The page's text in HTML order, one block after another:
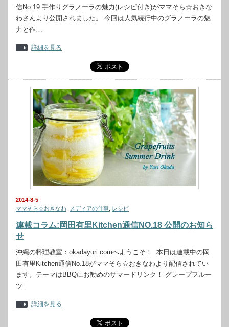
信No.19:手作りグラノーラの魅力(レシピ付き)がママそら☆おきな
わさんより公開されました。 今回は人気続行中のグラノーラの魅
力と作…
詳細を見る
2014-8-5
ママそら☆おきなわ
メディアの仕事 レシピ
連載コラム:岡田有里Kitchen通信NO.18 公開のお知ら
せ
沖縄の料理教室：okadayuri.comへようこそ！ 本日は連載中の岡
田有里Kitchen通信No.18がママそら☆おきなわより配信されてい
ます。テーマはBBQにお勧めのサマードリンク！ グレープフルー
ツ…
詳細を見る